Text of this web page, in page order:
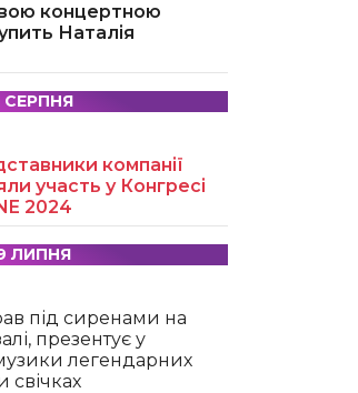
концертною
Наталія
СЕРПНЯ
компанії
участь у Конгресі
2024
ЛИПНЯ
під сиренами на
презентує у
легендарних
свічках